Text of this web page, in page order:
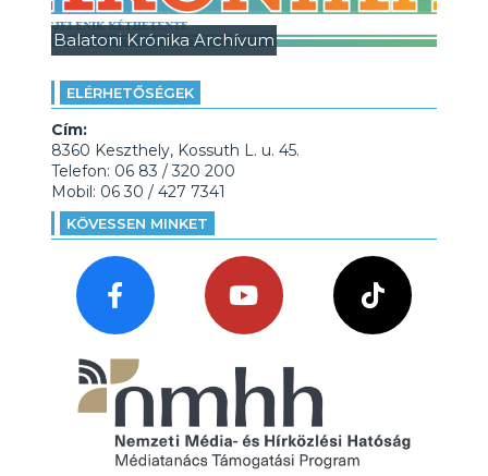
Balatoni Krónika Archívum
ELÉRHETŐSÉGEK
Cím:
8360 Keszthely, Kossuth L. u. 45.
Telefon: 06 83 / 320 200
Mobil: 06 30 / 427 7341
KÖVESSEN MINKET